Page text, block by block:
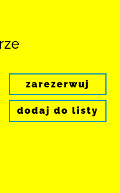
zarezerwuj
dodaj do listy